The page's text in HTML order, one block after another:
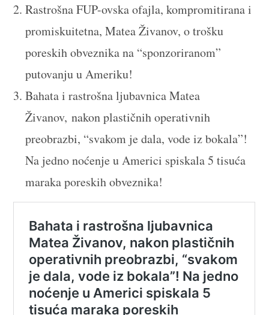
Rastrošna FUP-ovska ofajla, kompromitirana i
promiskuitetna, Matea Živanov, o trošku
poreskih obveznika na “sponzoriranom”
putovanju u Ameriku!
Bahata i rastrošna ljubavnica Matea
Živanov, nakon plastičnih operativnih
preobrazbi, “svakom je dala, vode iz bokala”!
Na jedno noćenje u Americi spiskala 5 tisuća
maraka poreskih obveznika!